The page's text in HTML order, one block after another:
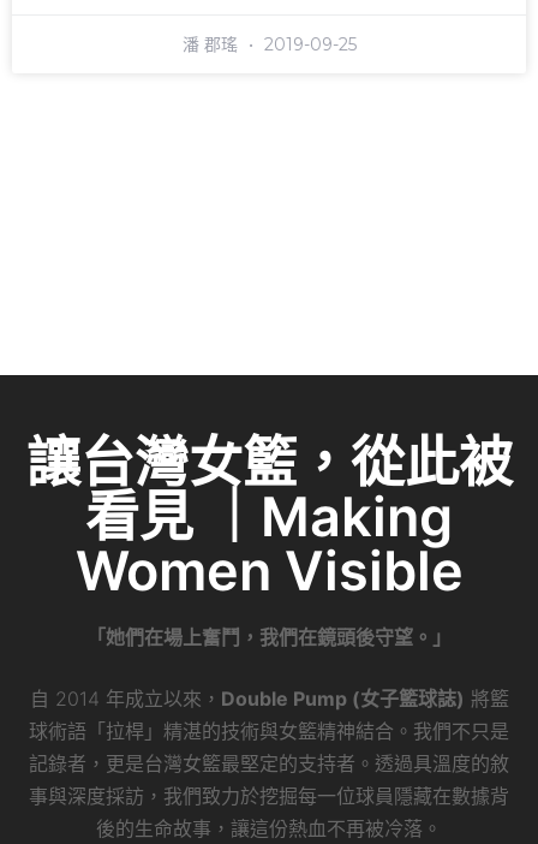
潘 郡瑤 2019-09-25
讓台灣女籃，從此被
看見 ｜Making
Women Visible
「她們在場上奮鬥，我們在鏡頭後守望。」
自 2014 年成立以來， Double Pump (女子籃球誌) 將籃
球術語「拉桿」精湛的技術與女籃精神結合。我們不只是
記錄者，更是台灣女籃最堅定的支持者。透過具溫度的敘
事與深度採訪，我們致力於挖掘每一位球員隱藏在數據背
後的生命故事，讓這份熱血不再被冷落。